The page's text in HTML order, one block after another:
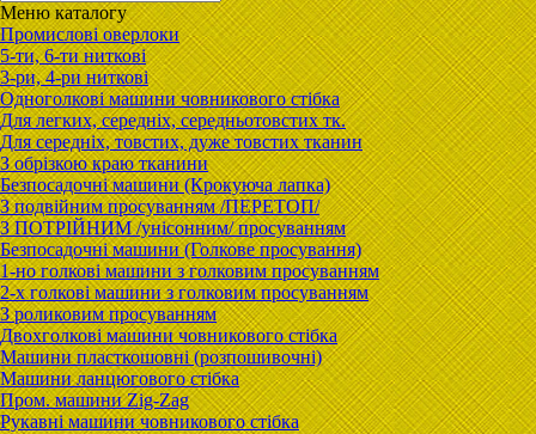
Меню каталогу
Промислові оверлоки
5-ти, 6-ти ниткові
3-ри, 4-ри ниткові
Одноголкові машини човникового стібка
Для легких, середніх, середньотовстих тк.
Для середніх, товстих, дуже товстих тканин
З обрізкою краю тканини
Безпосадочні машини (Крокуюча лапка)
З подвійним просуванням /ПЕРЕТОП/
З ПОТРІЙНИМ /унісонним/ просуванням
Безпосадочні машини (Голкове просування)
1-но голкові машини з голковим просуванням
2-х голкові машини з голковим просуванням
З роликовим просуванням
Двохголкові машини човникового стібка
Машини пласткошовні (розпошивочні)
Машини ланцюгового стібка
Пром. машини Zig-Zag
Рукавні машини човникового стібка